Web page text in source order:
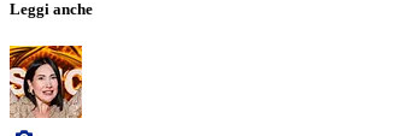
Leggi anche